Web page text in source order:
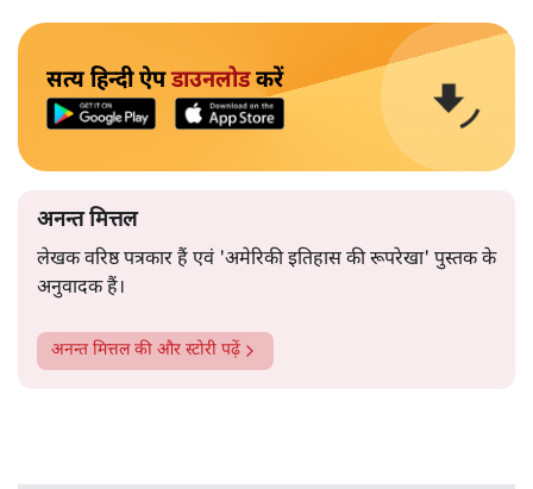
सत्य हिन्दी ऐपडाउनलोडकरें
अनन्त मित्तल
लेखक वरिष्ठ पत्रकार हैं एवं 'अमेरिकी इतिहास की रूपरेखा' पुस्तक के
अनुवादक हैं।
अनन्त मित्तलकी और स्टोरी पढ़ें